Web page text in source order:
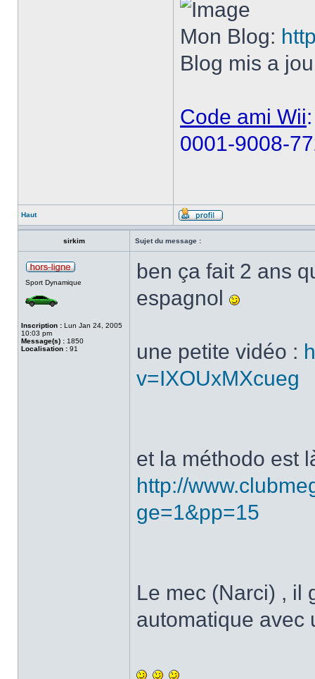
Mon Blog:
Blog mis a
Code ami Wii:
0001-9008-
Haut
sirkim Sujet du message :
Sport Dynamique
Inscription : Lun Jan 24, 2005
10:03 pm
Message(s) : 1850
Localisation : 91
ben ça fait 2 ans
espagnol
une petite vidéo :
v=IXOUxMXcueg
et la méthodo est
http://
ge=1&pp=15
Le mec (Narci) , il
automatique avec